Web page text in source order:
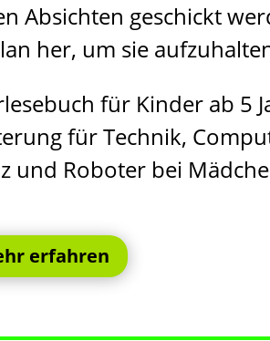
Absichten geschickt
her, um sie
für Kinder ab 5
für Technik,
und Roboter bei
erfahren